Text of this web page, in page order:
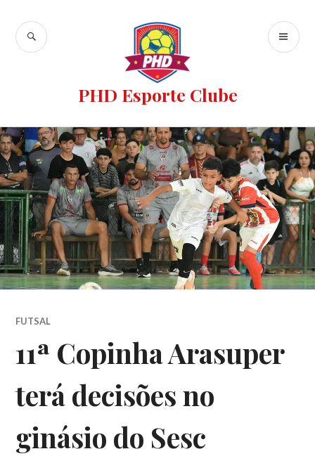
PHD Esporte Clube
FUTSAL
11ª Copinha Arasuper
terá decisões no
ginásio do Sesc